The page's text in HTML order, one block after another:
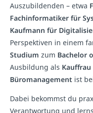
Auszubildenden – etwa
Fachinformatiker für
Kaufmann für
Perspektiven in einem
Studium zum Bachelor
Ausbildung als
Büromanagement ist
Dabei bekommst du
Verantwortung und